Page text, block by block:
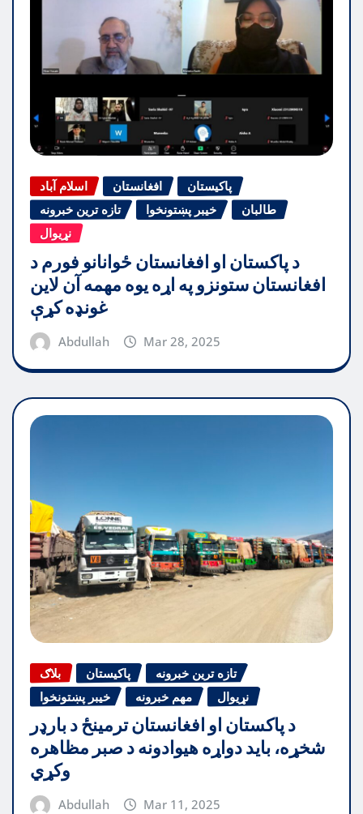
اسلام آباد افغانستان
پاکیستان
تازه ترین خبرونه
خیبر پښتونخوا
طالبان
نړیوال
د پاکستان او افغانستان ځوانانو فورم د
افغانستان ستونزو په اړه یوه مهمه آن لاین
غونډه کړې
Abdullah Mar 28, 2025
بلاګ پاکیستان
تازه ترین خبرونه
خیبر پښتونخوا
مهم خبرونه نړیوال
د پاکستان او افغانستان ترمینځ د بارډر
شخړه، باید دواړه هیوادونه د صبر مظاهره
وکړي
Abdullah Mar 11, 2025